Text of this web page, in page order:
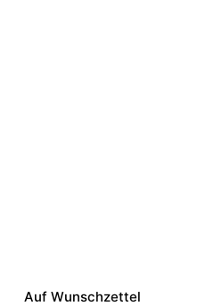
Auf Wunschzettel